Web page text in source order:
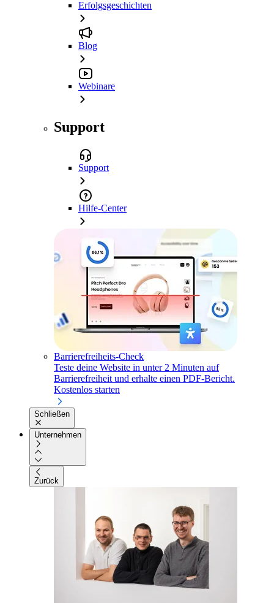
Erfolgsgeschichten
Blog
Webinare
Support
Support
Hilfe-Center
Barrierefreiheits-Check
Teste deine Website in unter 2 Minuten auf
Barrierefreiheit und erhalte einen PDF-Bericht.
Kostenlos starten
Schließen
Unternehmen
Zurück